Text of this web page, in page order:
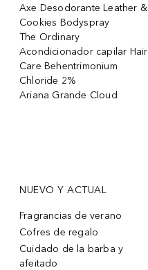
Axe Desodorante Leather &
Cookies Bodyspray
The Ordinary
Acondicionador capilar Hair
Care Behentrimonium
Chloride 2%
Ariana Grande Cloud
NUEVO Y ACTUAL
Fragrancias de verano
Cofres de regalo
Cuidado de la barba y
afeitado